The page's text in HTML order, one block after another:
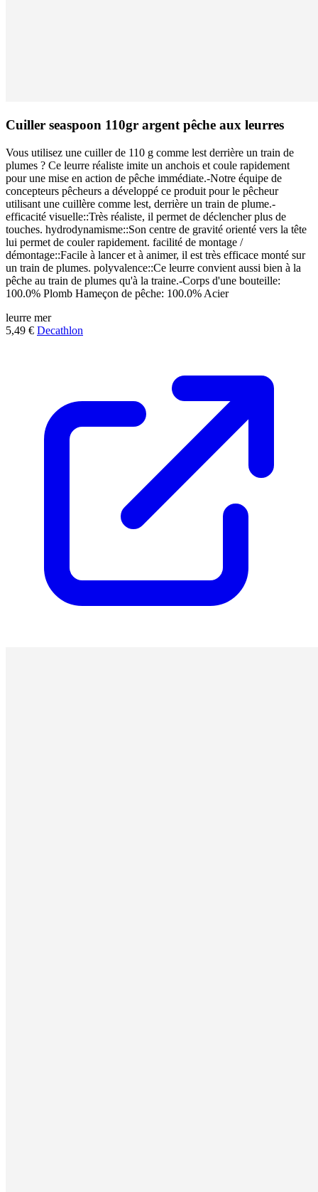
Cuiller seaspoon 110gr argent pêche aux leurres
Vous utilisez une cuiller de 110 g comme lest derrière un train de
plumes ? Ce leurre réaliste imite un anchois et coule rapidement
pour une mise en action de pêche immédiate.-Notre équipe de
concepteurs pêcheurs a développé ce produit pour le pêcheur
utilisant une cuillère comme lest, derrière un train de plume.-
efficacité visuelle::Très réaliste, il permet de déclencher plus de
touches. hydrodynamisme::Son centre de gravité orienté vers la tête
lui permet de couler rapidement. facilité de montage /
démontage::Facile à lancer et à animer, il est très efficace monté sur
un train de plumes. polyvalence::Ce leurre convient aussi bien à la
pêche au train de plumes qu'à la traine.-Corps d'une bouteille:
100.0% Plomb Hameçon de pêche: 100.0% Acier
leurre mer
5,49 € Decathlon